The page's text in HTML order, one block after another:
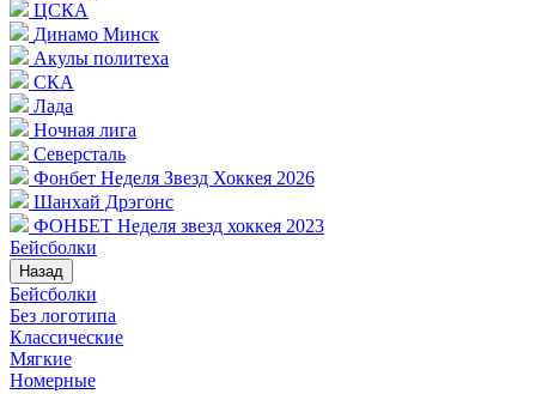
ЦСКА
Динамо Минск
Акулы политеха
СКА
Лада
Ночная лига
Северсталь
Фонбет Неделя Звезд Хоккея 2026
Шанхай Дрэгонс
ФОНБЕТ Неделя звезд хоккея 2023
Бейсболки
Назад
Бейсболки
Без логотипа
Классические
Мягкие
Номерные